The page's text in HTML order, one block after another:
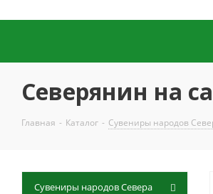
Северянин на
Главная - Каталог - Сувениры народов
Сувениры народов Севера